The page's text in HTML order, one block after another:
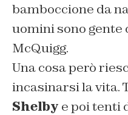
bamboccione da
uomini sono gente
McQuigg.
Una cosa però
incasinarsi la vita.
Shelby e poi tenti